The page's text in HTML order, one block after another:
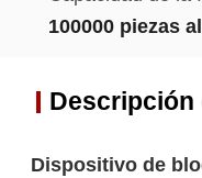
100000 piezas
Dispositivo de